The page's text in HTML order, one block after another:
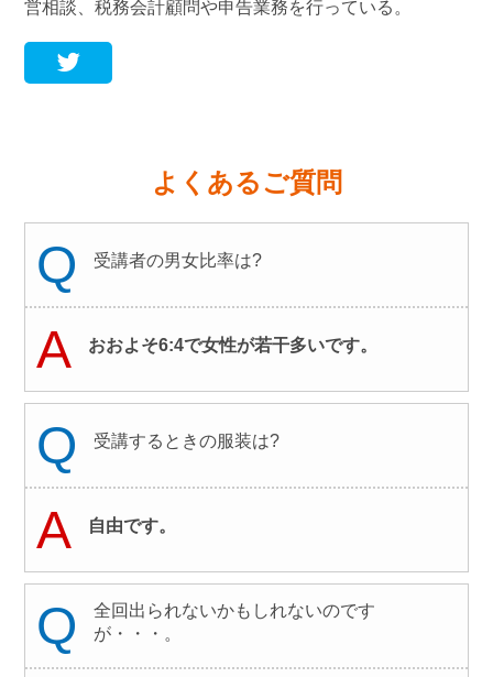
営相談、税務会計顧問や申告業務を行っている。
よくあるご質問
Q 受講者の男女比率は?
A おおよそ6:4で女性が若干多いです。
Q 受講するときの服装は?
A 自由です。
Q
全回出られないかもしれないのです
が・・・。